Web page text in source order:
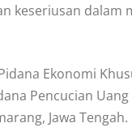
keseriusan
Ekonomi
Pencucian
Jawa Tengah.